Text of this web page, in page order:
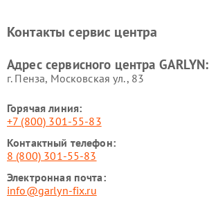
стеклоочистителей GARLYN
GARLYN
GARLYN
Контакты сервис центра
Адрес сервисного центра GARLYN:
г. Пенза, Московская ул., 83
Горячая линия:
+7 (800) 301-55-83
Контактный телефон:
8 (800) 301-55-83
Электронная почта:
info@garlyn-fix.ru